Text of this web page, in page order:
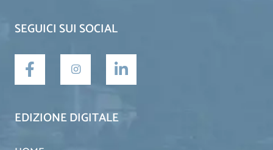
SEGUICI SUI SOCIAL
EDIZIONE DIGITALE